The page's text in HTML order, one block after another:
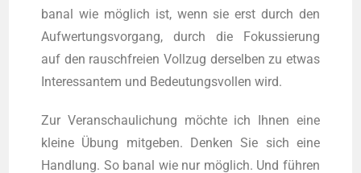
banal wie möglich ist, wenn sie erst durch den
Auf­wer­tungs­vor­gang, durch die Fokus­sie­rung
auf den rausch­frei­en Voll­zug der­sel­ben zu etwas
Inter­es­san­tem und Bedeu­tungs­vol­len wird.
Zur Ver­an­schau­li­chung möchte ich Ihnen eine
klei­ne Übung mit­ge­ben. Den­ken Sie sich eine
Hand­lung. So banal wie nur möglich. Und führen